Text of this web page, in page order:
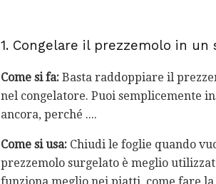
1. Congelare il prezzemolo in un
Come si fa: Basta raddoppiare il
nel congelatore. Puoi semplicemente
ancora, perché ....
Come si usa: Chiudi le foglie quando
prezzemolo surgelato è meglio